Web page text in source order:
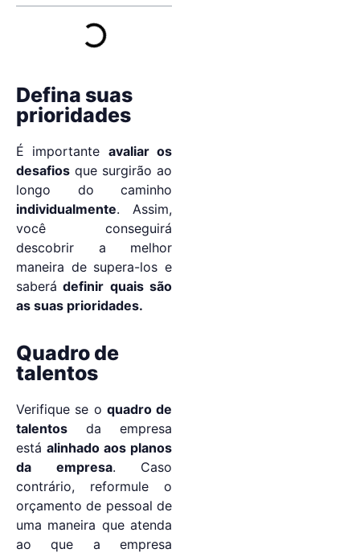
Defina suas
prioridades
É importante avaliar os
desafios que surgirão ao
longo do caminho
individualmente. Assim,
você conseguirá
descobrir a melhor
maneira de supera-los e
saberá definir quais são
as suas prioridades.
Quadro de
talentos
Verifique se o quadro de
talentos da empresa
está alinhado aos planos
da empresa. Caso
contrário, reformule o
orçamento de pessoal de
uma maneira que atenda
ao que a empresa